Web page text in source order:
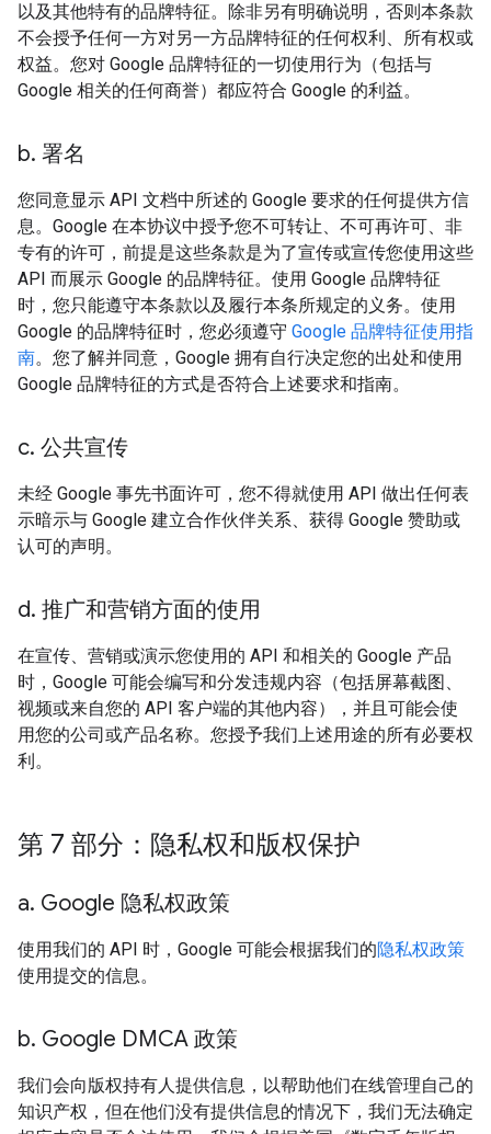
以及其他特有的品牌特征。除非另有明确说明，否则本条款
不会授予任何一方对另一方品牌特征的任何权利、所有权或
权益。您对 Google 品牌特征的一切使用行为（包括与
Google 相关的任何商誉）都应符合 Google 的利益。
b. 署名
您同意显示 API 文档中所述的 Google 要求的任何提供方信
息。Google 在本协议中授予您不可转让、不可再许可、非
专有的许可，前提是这些条款是为了宣传或宣传您使用这些
API 而展示 Google 的品牌特征。使用 Google 品牌特征
时，您只能遵守本条款以及履行本条所规定的义务。使用
Google 的品牌特征时，您必须遵守 Google 品牌特征使用指
南。您了解并同意，Google 拥有自行决定您的出处和使用
Google 品牌特征的方式是否符合上述要求和指南。
c. 公共宣传
未经 Google 事先书面许可，您不得就使用 API 做出任何表
示暗示与 Google 建立合作伙伴关系、获得 Google 赞助或
认可的声明。
d. 推广和营销方面的使用
在宣传、营销或演示您使用的 API 和相关的 Google 产品
时，Google 可能会编写和分发违规内容（包括屏幕截图、
视频或来自您的 API 客户端的其他内容），并且可能会使
用您的公司或产品名称。您授予我们上述用途的所有必要权
利。
第 7 部分：隐私权和版权保护
a. Google 隐私权政策
使用我们的 API 时，Google 可能会根据我们的隐私权政策
使用提交的信息。
b. Google DMCA 政策
我们会向版权持有人提供信息，以帮助他们在线管理自己的
知识产权，但在他们没有提供信息的情况下，我们无法确定